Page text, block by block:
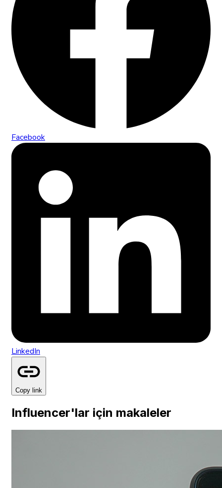
Facebook
LinkedIn
Copy link
Influencer'lar için makaleler